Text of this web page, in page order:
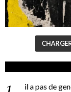
il a pas de